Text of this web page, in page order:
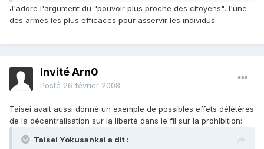
J'adore l'argument du "pouvoir plus proche des citoyens", l'une
des armes les plus efficaces pour asservir les individus.
Invité Arn0
Posté 26 février 2008
Taisei avait aussi donné un exemple de possibles effets délétères
de la décentralisation sur la liberté dans le fil sur la prohibition:
Taisei Yokusankai a dit :